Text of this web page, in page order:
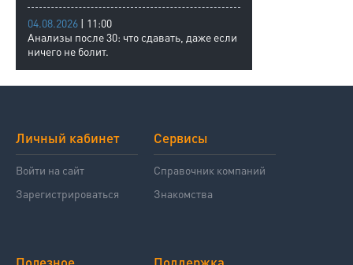
04.08.2026 | 11:00
Анализы после 30: что сдавать, даже если
ничего не болит.
Личный кабинет
Войти на сайт
Зарегистрироваться
Сервисы
Справочник компаний
Знакомства